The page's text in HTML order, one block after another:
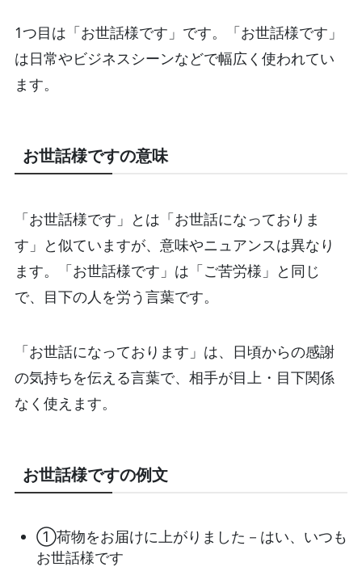
1つ目は「お世話様です」です。「お世話様です」
は日常やビジネスシーンなどで幅広く使われてい
ます。
お世話様ですの意味
「お世話様です」とは「お世話になっておりま
す」と似ていますが、意味やニュアンスは異なり
ます。「お世話様です」は「ご苦労様」と同じ
で、目下の人を労う言葉です。
「お世話になっております」は、日頃からの感謝
の気持ちを伝える言葉で、相手が目上・目下関係
なく使えます。
お世話様ですの例文
①荷物をお届けに上がりました－はい、いつも
お世話様です